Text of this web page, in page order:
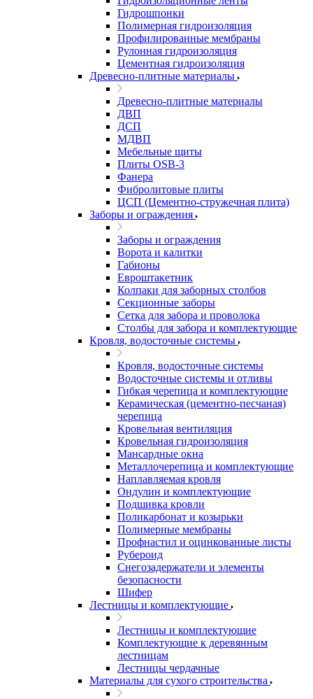
Гидрошпонки
Полимерная гидроизоляция
Профилированные мембраны
Рулонная гидроизоляция
Цементная гидроизоляция
Древесно-плитные материалы
Древесно-плитные материалы
ДВП
ДСП
МДВП
Мебельные щиты
Плиты OSB-3
Фанера
Фибролитовые плиты
ЦСП (Цементно-стружечная плита)
Заборы и ограждения
Заборы и ограждения
Ворота и калитки
Габионы
Евроштакетник
Колпаки для заборных столбов
Секционные заборы
Сетка для забора и проволока
Столбы для забора и комплектующие
Кровля, водосточные системы
Кровля, водосточные системы
Водосточные системы и отливы
Гибкая черепица и комплектующие
Керамическая (цементно-песчаная)
черепица
Кровельная вентиляция
Кровельная гидроизоляция
Мансардные окна
Металлочерепица и комплектующие
Наплавляемая кровля
Ондулин и комплектующие
Подшивка кровли
Поликарбонат и козырьки
Полимерные мембраны
Профнастил и оцинкованные листы
Рубероид
Снегозадержатели и элементы
безопасности
Шифер
Лестницы и комплектующие
Лестницы и комплектующие
Комплектующие к деревянным
лестницам
Лестницы чердачные
Материалы для сухого строительства